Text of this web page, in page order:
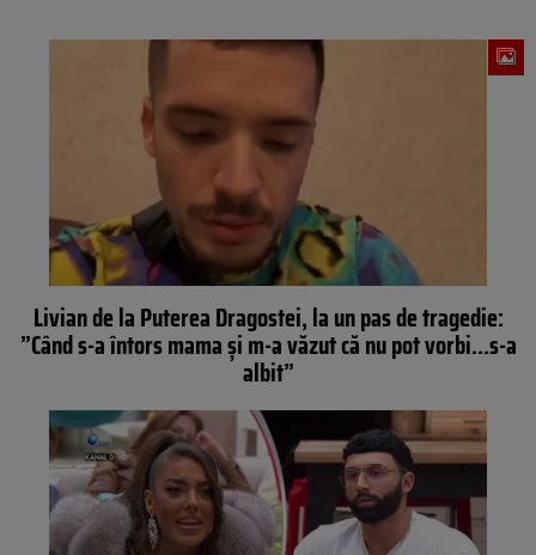
Livian de la Puterea Dragostei, la un pas de tragedie:
”Când s-a întors mama și m-a văzut că nu pot vorbi…s-a
albit”